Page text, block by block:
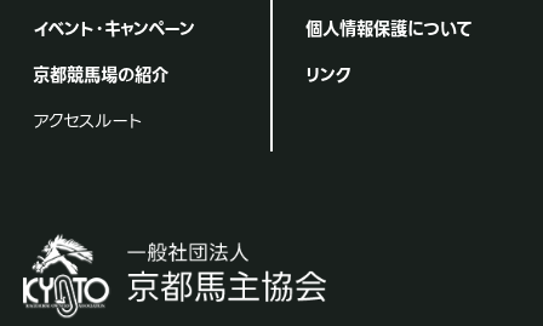
イベント・キャンペーン
京都競馬場の紹介
アクセスルート
個人情報保護について
リンク